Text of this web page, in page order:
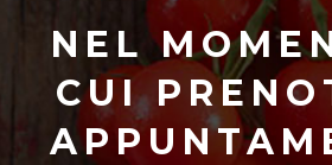
NEL
CUI